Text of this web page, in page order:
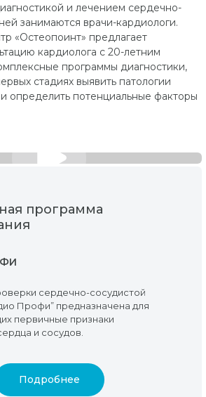
и лечением сердечно-
занимаются врачи-кардиологи.
«Остеопоинт» предлагает
кардиолога с 20-летним
программы диагностики,
стадиях выявить патологии
определить потенциальные факторы
программа
сердечно-сосудистой
Профи” предназначена для
первичные признаки
и сосудов.
Подробнее